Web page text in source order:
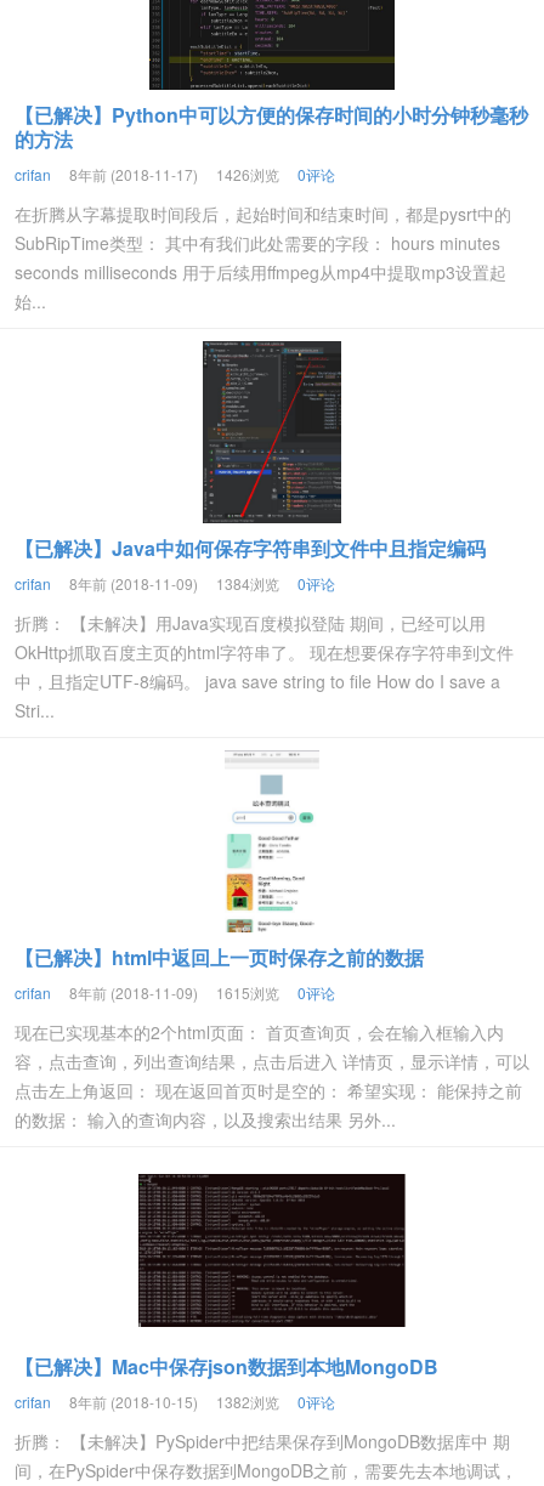
【已解决】Python中可以方便的保存时间的小时分钟秒毫秒
的方法
crifan 8年前 (2018-11-17) 1426浏览 0评论
在折腾从字幕提取时间段后，起始时间和结束时间，都是pysrt中的
SubRipTime类型： 其中有我们此处需要的字段： hours minutes
seconds milliseconds 用于后续用ffmpeg从mp4中提取mp3设置起
始...
【已解决】Java中如何保存字符串到文件中且指定编码
crifan 8年前 (2018-11-09) 1384浏览 0评论
折腾： 【未解决】用Java实现百度模拟登陆 期间，已经可以用
OkHttp抓取百度主页的html字符串了。 现在想要保存字符串到文件
中，且指定UTF-8编码。 java save string to file How do I save a
Stri...
【已解决】html中返回上一页时保存之前的数据
crifan 8年前 (2018-11-09) 1615浏览 0评论
现在已实现基本的2个html页面： 首页查询页，会在输入框输入内
容，点击查询，列出查询结果，点击后进入 详情页，显示详情，可以
点击左上角返回： 现在返回首页时是空的： 希望实现： 能保持之前
的数据： 输入的查询内容，以及搜索出结果 另外...
【已解决】Mac中保存json数据到本地MongoDB
crifan 8年前 (2018-10-15) 1382浏览 0评论
折腾： 【未解决】PySpider中把结果保存到MongoDB数据库中 期
间，在PySpider中保存数据到MongoDB之前，需要先去本地调试，